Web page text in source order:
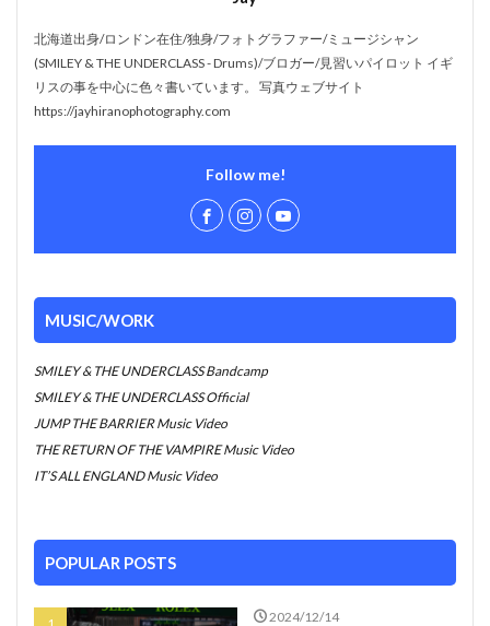
北海道出身/ロンドン在住/独身/フォトグラファー/ミュージシャン
(SMILEY & THE UNDERCLASS - Drums)/ブロガー/見習いパイロット イギ
リスの事を中心に色々書いています。 写真ウェブサイト
https://jayhiranophotography.com
Follow me!
MUSIC/WORK
SMILEY & THE UNDERCLASS Bandcamp
SMILEY & THE UNDERCLASS Official
JUMP THE BARRIER Music Video
THE RETURN OF THE VAMPIRE Music Video
IT’S ALL ENGLAND Music Video
POPULAR POSTS
2024/12/14